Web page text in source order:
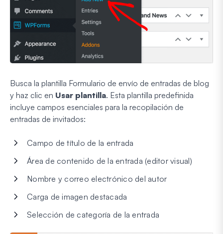
Busca la plantilla Formulario de envío de entradas de blog
y haz clic en Usar plantilla. Esta plantilla predefinida
incluye campos esenciales para la recopilación de
entradas de invitados:
Campo de título de la entrada
Área de contenido de la entrada (editor visual)
Nombre y correo electrónico del autor
Carga de imagen destacada
Selección de categoría de la entrada